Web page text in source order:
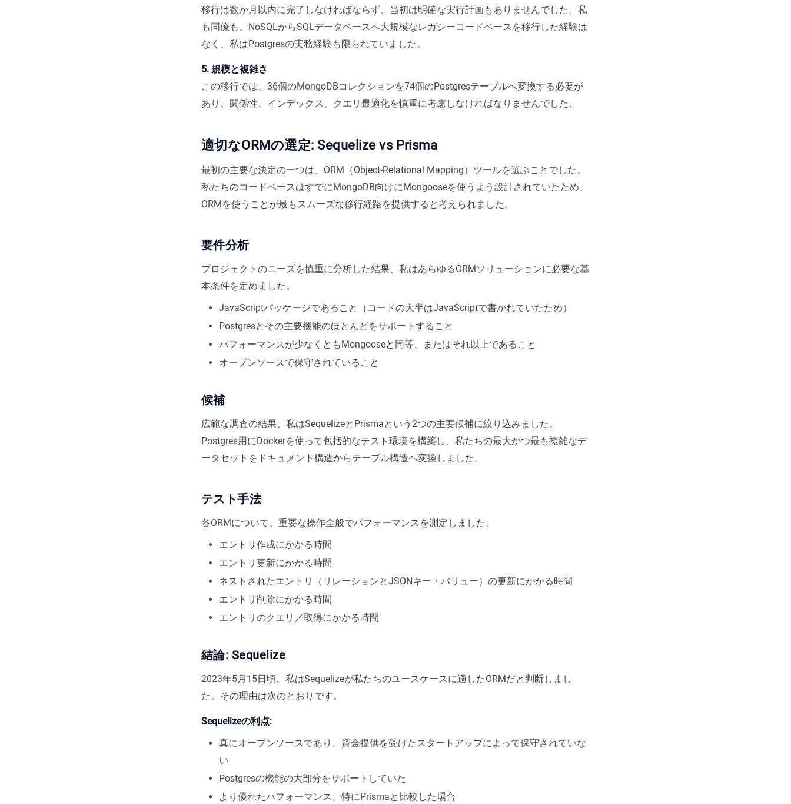
移行は数か月以内に完了しなければならず、当初は明確な実行計画もありませんでした。私
も同僚も、NoSQLからSQLデータベースへ大規模なレガシーコードベースを移行した経験は
なく、私はPostgresの実務経験も限られていました。
5. 規模と複雑さ
この移行では、36個のMongoDBコレクションを74個のPostgresテーブルへ変換する必要が
あり、関係性、インデックス、クエリ最適化を慎重に考慮しなければなりませんでした。
適切なORMの選定: Sequelize vs Prisma
最初の主要な決定の一つは、ORM（Object-Relational Mapping）ツールを選ぶことでした。
私たちのコードベースはすでにMongoDB向けにMongooseを使うよう設計されていたため、
ORMを使うことが最もスムーズな移行経路を提供すると考えられました。
要件分析
プロジェクトのニーズを慎重に分析した結果、私はあらゆるORMソリューションに必要な基
本条件を定めました。
JavaScriptパッケージであること（コードの大半はJavaScriptで書かれていたため）
Postgresとその主要機能のほとんどをサポートすること
パフォーマンスが少なくともMongooseと同等、またはそれ以上であること
オープンソースで保守されていること
候補
広範な調査の結果、私はSequelizeとPrismaという2つの主要候補に絞り込みました。
Postgres用にDockerを使って包括的なテスト環境を構築し、私たちの最大かつ最も複雑なデ
ータセットをドキュメント構造からテーブル構造へ変換しました。
テスト手法
各ORMについて、重要な操作全般でパフォーマンスを測定しました。
エントリ作成にかかる時間
エントリ更新にかかる時間
ネストされたエントリ（リレーションとJSONキー・バリュー）の更新にかかる時間
エントリ削除にかかる時間
エントリのクエリ／取得にかかる時間
結論: Sequelize
2023年5月15日頃、私はSequelizeが私たちのユースケースに適したORMだと判断しまし
た。その理由は次のとおりです。
Sequelizeの利点:
真にオープンソースであり、資金提供を受けたスタートアップによって保守されていな
い
Postgresの機能の大部分をサポートしていた
より優れたパフォーマンス、特にPrismaと比較した場合